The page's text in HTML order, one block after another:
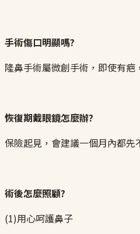
手術傷口明顯嗎?
隆鼻手術屬微創手術，即使有
恢復期戴眼鏡怎麼辦?
保險起見，會建議一個月內都先
術後怎麼照顧?
(1)用心呵護鼻子